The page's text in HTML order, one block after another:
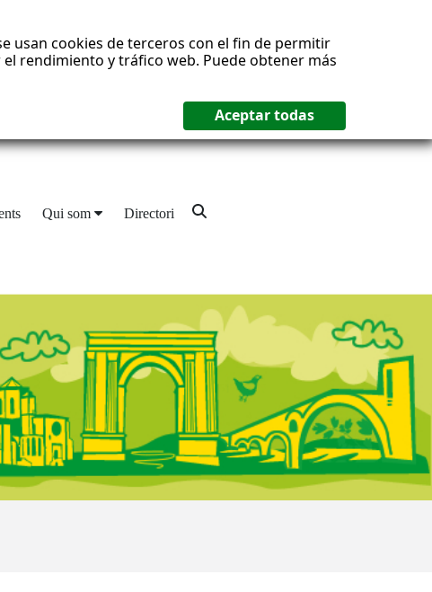
usan cookies de terceros con el fin de permitir
rendimiento y tráfico web. Puede obtener más
Qui som Directori